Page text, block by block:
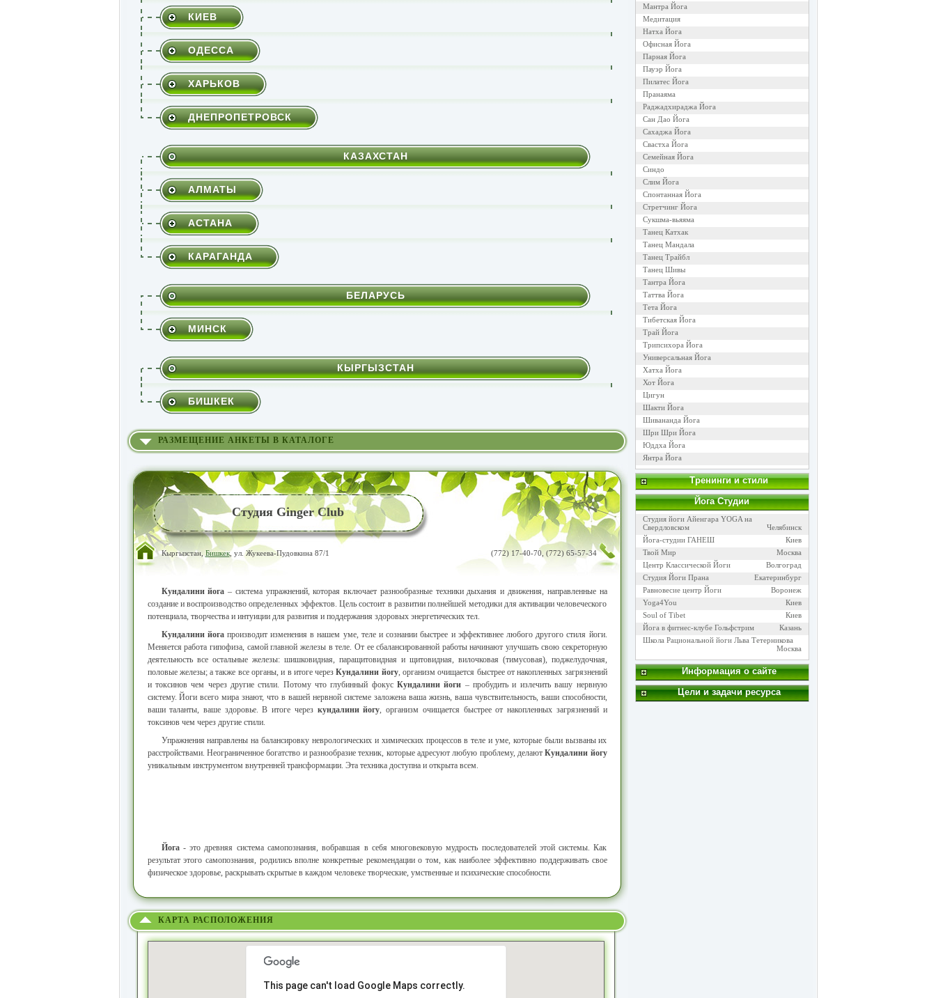
КИЕВ
ОДЕССА
ХАРЬКОВ
ДНЕПРОПЕТРОВСК
КАЗАХСТАН
АЛМАТЫ
АСТАНА
КАРАГАНДА
БЕЛАРУСЬ
МИНСК
КЫРГЫЗСТАН
БИШКЕК
РАЗМЕЩЕНИЕ АНКЕТЫ В КАТАЛОГЕ
Студия Ginger Club
Кыргызстан, Бишкек, ул. Жукеева-Пудовкина 87/1 (772) 17-40-70, (772) 65-57-34
Кундалини йога – система упражнений, которая включает разнообразные техники дыхания и движения, направленные на
создание и воспроизводство определенных эффектов. Цель состоит в развитии полнейшей методики для активации человеческого
потенциала, творчества и интуиции для развития и поддержания здоровых энергетических тел.
Кундалини йогапроизводит изменения в нашем уме, теле и сознании быстрее и эффективнее любого другого стиля йоги.
Меняется работа гипофиза, самой главной железы в теле. От ее сбалансированной работы начинают улучшать свою секреторную
деятельность все остальные железы: шишковидная, паращитовидная и щитовидная, вилочковая (тимусовая), поджелудочная,
половые железы; а также все органы, и в итоге черезКундалини йогу, организм очищается быстрее от накопленных загрязнений
и токсинов чем через другие стили. Потому что глубинный фокусКундалини йоги – пробудить и излечить вашу нервную
систему. Йоги всего мира знают, что в вашей нервной системе заложена ваша жизнь, ваша чувствительность, ваши способности,
ваши таланты, ваше здоровье. В итоге через кундалини йогу , организм очищается быстрее от накопленных загрязнений и
токсинов чем через другие стили.
Упражнения направлены на балансировку неврологических и химических процессов в теле и уме, которые были вызваны их
расстройствами. Неограниченное богатство и разнообразие техник, которые адресуют любую проблему, делаютКундалини йогу
уникальным инструментом внутренней трансформации. Эта техника доступна и открыта всем.
Йога- это древняя система самопознания, вобравшая в себя многовековую мудрость последователей этой системы. Как
результат этого самопознания, родились вполне конкретные рекомендации о том, как наиболее эффективно поддерживать свое
физическое здоровье, раскрывать скрытые в каждом человеке творческие, умственные и психические способности.
КАРТА РАСПОЛОЖЕНИЯ
This page can't load Google Maps correctly.
Мантра Йога
Медитация
Натха Йога
Офисная Йога
Парная Йога
Пауэр Йога
Пилатес Йога
Пранаяма
Раджадхираджа Йога
Сан Дао Йога
Сахаджа Йога
Свастха Йога
Семейная Йога
Синдо
Слим Йога
Спонтанная Йога
Стретчинг Йога
Сукшма-вьяяма
Танец Катхак
Танец Мандала
Танец Трайбл
Танец Шивы
Тантра Йога
Таттва Йога
Тета Йога
Тибетская Йога
Трай Йога
Трипсихора Йога
Универсальная Йога
Хатха Йога
Хот Йога
Цигун
Шакти Йога
Шивананда Йога
Шри Шри Йога
Юддха Йога
Янтра Йога
Тренинги и стили
Йога Cтудии
Студия йоги Айенгара YOGA на
Свердловском
Челябинск
Йога-студии ГАНЕШ
Киев
Твой Мир
Москва
Центр Классической Йоги
Волгоград
Студия Йоги Прана
Екатеринбург
Равновесие центр Йоги
Воронеж
Yoga4You
Киев
Soul of Tibet
Киев
Йога в фитнес-клубе Гольфстрим
Казань
Школа Рациональной йоги Льва Тетерникова
Москва
Информация о сайте
Цели и задачи ресурса